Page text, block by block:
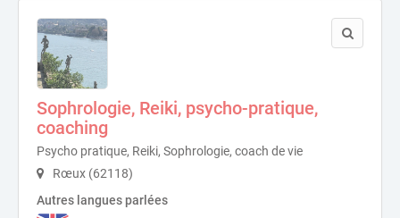
Sophrologie, Reiki, psycho-pratique,
coaching
Psycho pratique, Reiki, Sophrologie, coach de vie
Rœux (62118)
Autres langues parlées